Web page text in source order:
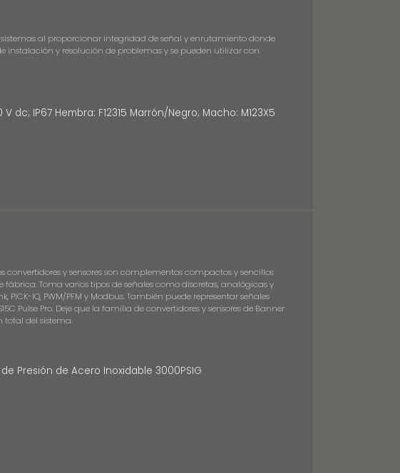
al proporcionar integridad de señal y enrutamiento donde
instalación y resolución de problemas y se pueden utilizar con
dc; IP67 Hembra: F12315 Marrón/Negro; Macho: M123X5
convertidores y sensores son complementos compactos y sencillos
Toma varios tipos de señales como discretas, analógicas y
IQ, PWM/PFM y Modbus. También puede representar señales
Pulse Pro. Deje que la familia de convertidores y sensores de Banner
del sistema.
Presión de Acero Inoxidable 3000PSIG